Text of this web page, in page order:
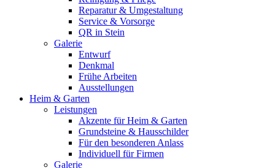
Reparatur & Umgestaltung
Service & Vorsorge
QR in Stein
Galerie
Entwurf
Denkmal
Frühe Arbeiten
Ausstellungen
Heim & Garten
Leistungen
Akzente für Heim & Garten
Grundsteine & Hausschilder
Für den besonderen Anlass
Individuell für Firmen
Galerie